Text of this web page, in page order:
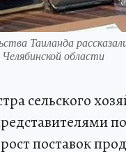
Таиланда
области
сельского
поставок